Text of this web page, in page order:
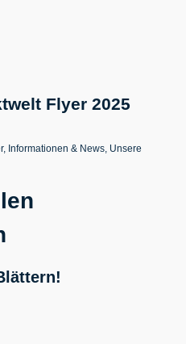
Flyer 2025
, Informationen & News, Unsere